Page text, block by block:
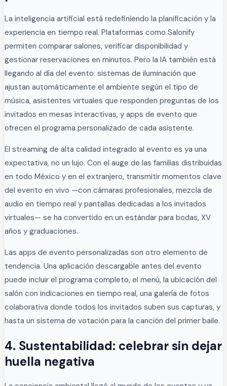
La inteligencia artificial está redefiniendo la planificación y la
experiencia en tiempo real. Plataformas como Salonify
permiten comparar salones, verificar disponibilidad y
gestionar reservaciones en minutos. Pero la IA también está
llegando al día del evento: sistemas de iluminación que
ajustan automáticamente el ambiente según el tipo de
música, asistentes virtuales que responden preguntas de los
invitados en mesas interactivas, y apps de evento que
ofrecen el programa personalizado de cada asistente.
El streaming de alta calidad integrado al evento es ya una
expectativa, no un lujo. Con el auge de las familias distribuidas
en todo México y en el extranjero, transmitir momentos clave
del evento en vivo —con cámaras profesionales, mezcla de
audio en tiempo real y pantallas dedicadas a los invitados
virtuales— se ha convertido en un estándar para bodas, XV
años y graduaciones.
Las apps de evento personalizadas son otro elemento de
tendencia. Una aplicación descargable antes del evento
puede incluir el programa completo, el menú, la ubicación del
salón con indicaciones en tiempo real, una galería de fotos
colaborativa donde todos los invitados suben sus capturas, y
hasta un sistema de votación para la canción del primer baile.
4. Sustentabilidad: celebrar sin dejar
huella negativa